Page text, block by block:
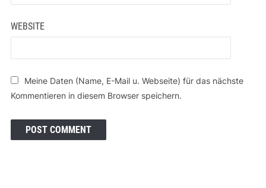
WEBSITE
Meine Daten (Name, E-Mail u. Webseite) für das nächste
Kommentieren in diesem Browser speichern.